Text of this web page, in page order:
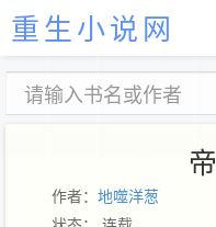
重生小说网
作者： 地噬洋葱